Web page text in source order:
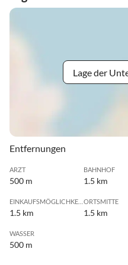
Lage der
Entfernungen
ARZT
500 m
BAHNHOF
1.5 km
1.5 km
ORTSMITTE
1.5 km
WASSER
500 m